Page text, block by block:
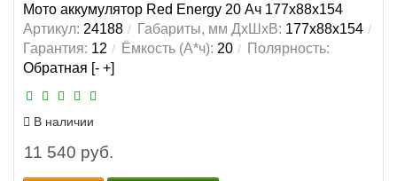
Мото аккумулятор Red Energy 20 Ач 177x88x154
Артикул: 24188 Габариты, мм ДхШхВ: 177x88x154
Гарантия: 12 Ёмкость (А*ч): 20
Полярность:
Обратная [- +]
В наличии
11 540 руб.